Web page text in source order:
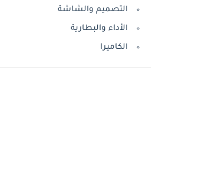
التصميم والشاشة
الأداء والبطارية
الكاميرا